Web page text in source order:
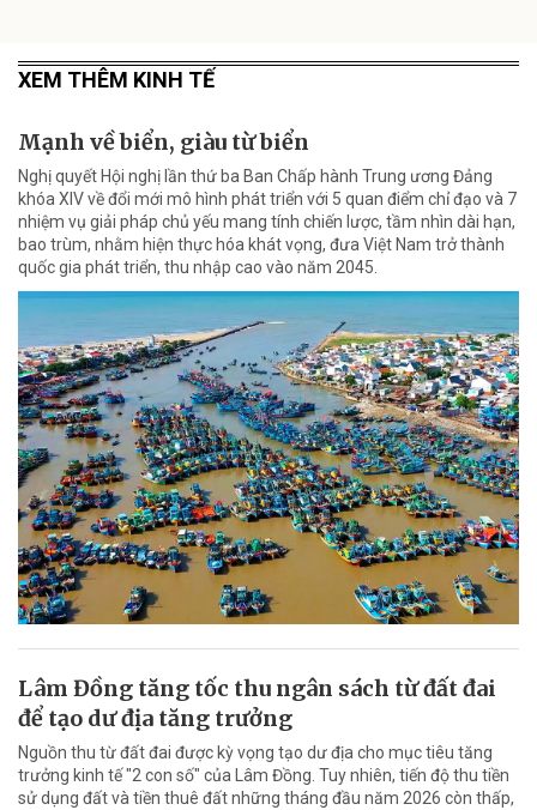
XEM THÊM KINH TẾ
Mạnh về biển, giàu từ biển
Nghị quyết Hội nghị lần thứ ba Ban Chấp hành Trung ương Đảng
khóa XIV về đổi mới mô hình phát triển với 5 quan điểm chỉ đạo và 7
nhiệm vụ giải pháp chủ yếu mang tính chiến lược, tầm nhìn dài hạn,
bao trùm, nhằm hiện thực hóa khát vọng, đưa Việt Nam trở thành
quốc gia phát triển, thu nhập cao vào năm 2045.
Lâm Đồng tăng tốc thu ngân sách từ đất đai
để tạo dư địa tăng trưởng
Nguồn thu từ đất đai được kỳ vọng tạo dư địa cho mục tiêu tăng
trưởng kinh tế "2 con số" của Lâm Đồng. Tuy nhiên, tiến độ thu tiền
sử dụng đất và tiền thuê đất những tháng đầu năm 2026 còn thấp,